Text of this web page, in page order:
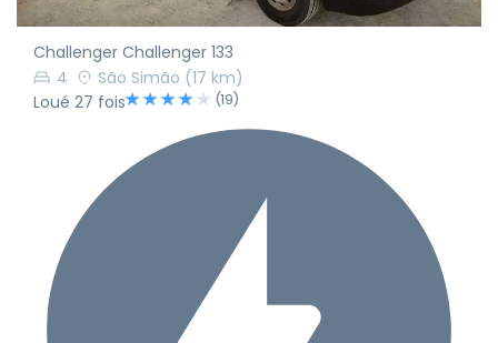
Challenger Challenger 133
4
São Simão (17 km)
Loué 27 fois
(19)